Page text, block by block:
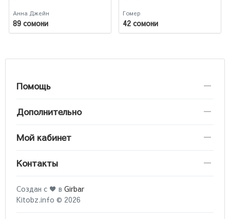
Анна Джейн
89 сомони
Гомер
42 сомони
Помощь
Дополнительно
Мой кабинет
Контакты
Создан с ♥ в Girbar
Kitobz.info © 2026